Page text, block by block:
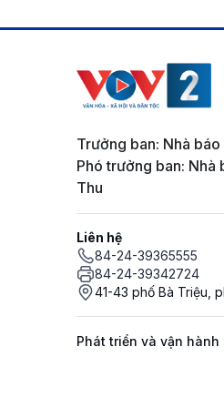
Trưởng ban: Nhà báo
Phó trưởng ban: Nhà
Thu
Liên hệ
84-24-39365555
84-24-39342724
41-43 phố Bà Triệu,
Phát triển và vận hành